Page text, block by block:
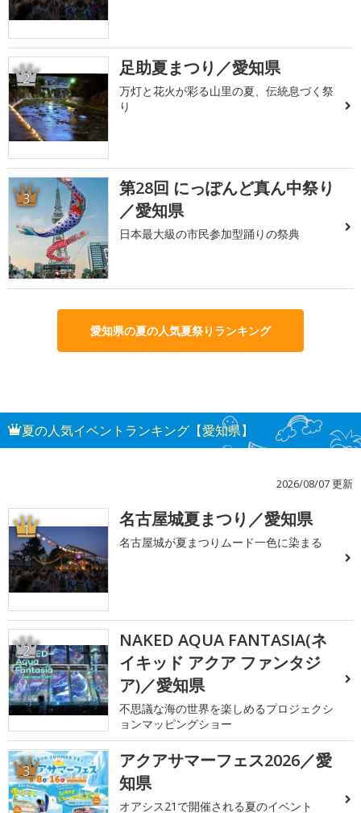
2 足助夏まつり／愛知県
万灯と花火が彩る山里の夏、伝統息づく祭
り
3
第28回 にっぽんど真ん中祭り
／愛知県
日本最大級の市民参加型踊りの祭典
愛知県の夏の人気夏祭りランキング
夏の人気イベントランキング【愛知県】
2026/08/07 更新
1 名古屋城夏まつり／愛知県
名古屋城が夏まつりムード一色に染まる
2
NAKED AQUA FANTASIA(ネ
イキッド アクア ファンタジ
ア)／愛知県
不思議な海の世界を楽しめるプロジェクシ
ョンマッピングショー
3
アクアサマーフェス2026／愛
知県
オアシス21で開催される夏のイベント